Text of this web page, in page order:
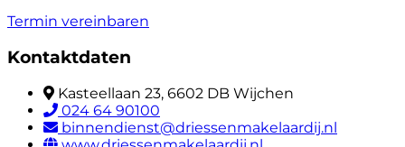
Termin vereinbaren
Kontaktdaten
Kasteellaan 23, 6602 DB Wijchen
024 64 90100
binnendienst@driessenmakelaardij.nl